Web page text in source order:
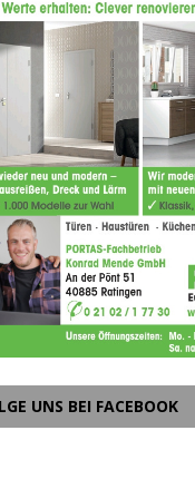
UNS BEI FACEBOOK